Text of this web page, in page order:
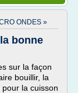
ONDES »
bonne
sur la façon
bouillir, la
la cuisson